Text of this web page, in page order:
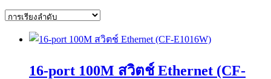
16-port 100M​​ สวิตช์ Ethernet (CF-